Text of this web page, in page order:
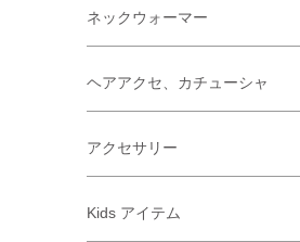
ネックウォーマー
ヘアアクセ、カチューシャ
アクセサリー
Kids アイテム